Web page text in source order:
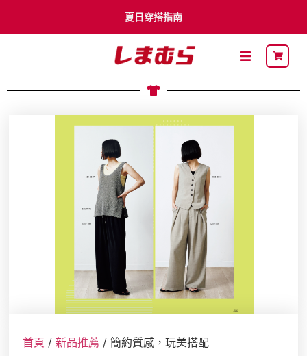
夏日穿搭指南
李多慧 x Shimamura
卡通明星
最新DM
關於思夢樂
流行穿搭
自有品牌
聯名品牌
社員募集
首頁 /新品推薦 / 簡約質感，玩美搭配